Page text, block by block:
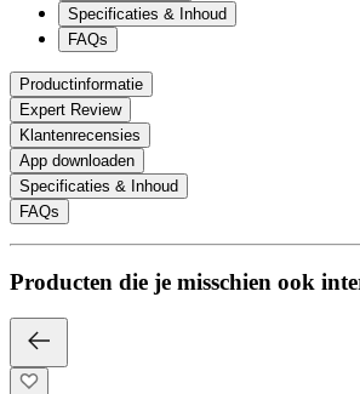
Specificaties & Inhoud
FAQs
Productinformatie
Expert Review
Klantenrecensies
App downloaden
Specificaties & Inhoud
FAQs
Producten die je misschien ook